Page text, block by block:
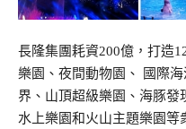
長隆集團耗資200億，打造
樂園、夜間動物園、 國際
界、山頂超級樂園、海豚發
水上樂園和火山主題樂園等